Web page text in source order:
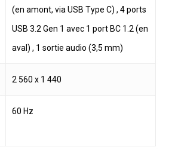
(en amont, via USB Type C) , 4 ports
USB 3.2 Gen 1 avec 1 port BC 1.2 (en
aval) , 1 sortie audio (3,5 mm)
2 560 x 1 440
60 Hz